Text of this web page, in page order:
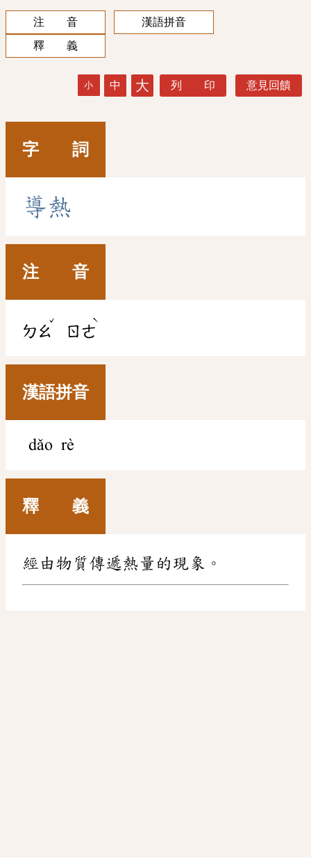
注 音
漢語拼音
釋 義
小 中 大 列 印 意見回饋
字 詞
導熱
注 音
ㄉㄠ
ˇ
ㄖㄜ
ˋ
漢語拼音
dǎo rè
釋 義
經由物質傳遞熱量的現象。